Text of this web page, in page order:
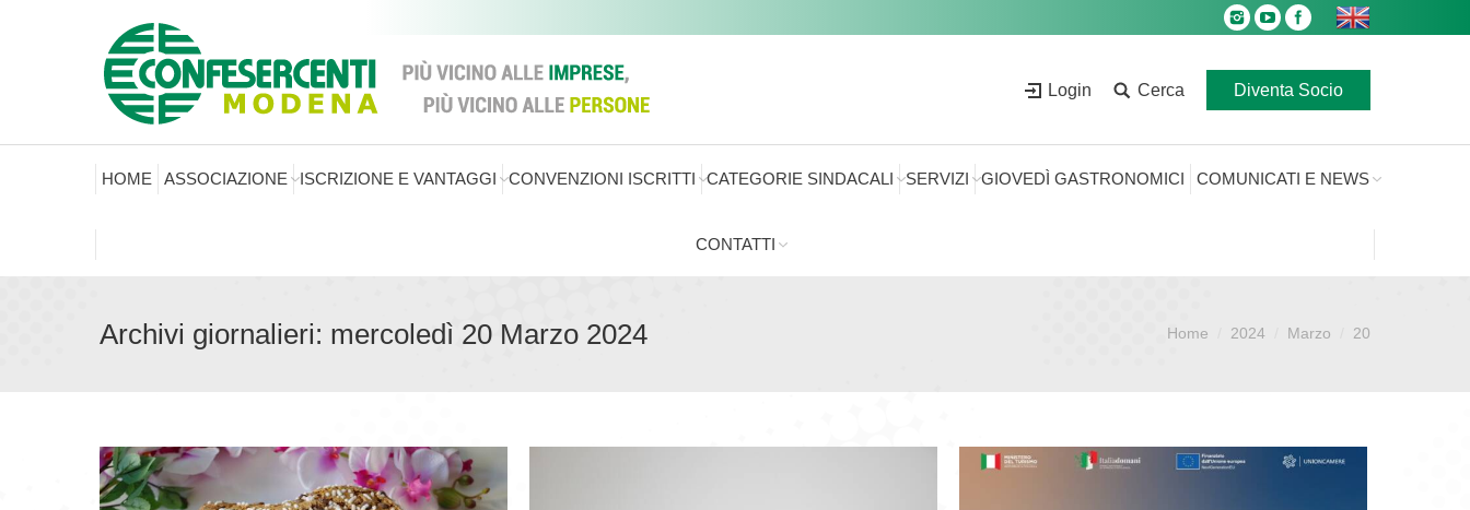
Login Cerca Diventa Socio
HOME ASSOCIAZIONE ISCRIZIONE E VANTAGGI CONVENZIONI ISCRITTI CATEGORIE SINDACALI SERVIZI GIOVEDÌ GASTRONOMICI COMUNICATI E NEWS
CONTATTI
Archivi giornalieri: mercoledì 20 Marzo 2024 Home 2024 Marzo 20